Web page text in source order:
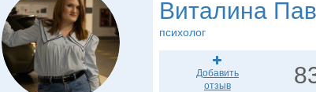
Виталина
психолог
Добавить
отзыв